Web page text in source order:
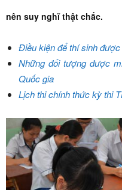
nên suy nghĩ thật chắc.
Điều kiện để thí sinh
Những đối tượng được
Quốc gia
Lịch thi chính thức kỳ thi